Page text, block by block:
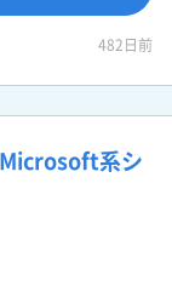
482日前
Microsoft系シ